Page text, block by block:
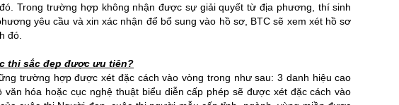
Trong trường hợp không nhận được sự giải quyết từ địa phương, thí sinh
yêu cầu và xin xác nhận để bổ sung vào hồ sơ, BTC sẽ xem xét hồ sơ
đó.
thi sắc đẹp được ưu tiên?
trường hợp được xét đặc cách vào vòng trong như sau: 3 danh hiệu cao
hóa hoặc cục nghệ thuật biểu diễn cấp phép sẽ được xét đặc cách vào